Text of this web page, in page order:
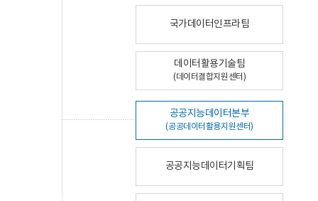
국가데이터인프라팀
데이터활용기술팀
(데이터결합지원센터)
공공지능데이터본부
(공공데이터활용지원센터)
공공지능데이터기획팀